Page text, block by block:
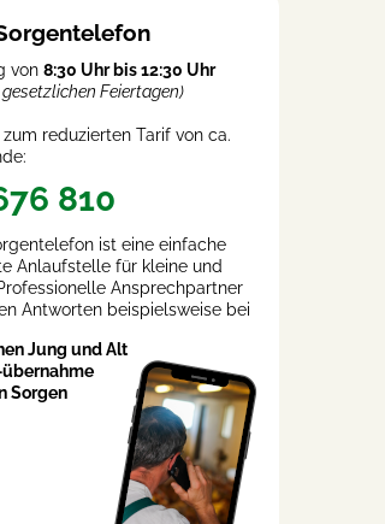
von 8:30 Uhr bis 12:30 Uhr
Feiertagen)
reduzierten Tarif von ca.
810
ist eine einfache
Anlaufstelle für kleine und
Ansprechpartner
Antworten beispielsweise bei
Jung und Alt
Sorgen